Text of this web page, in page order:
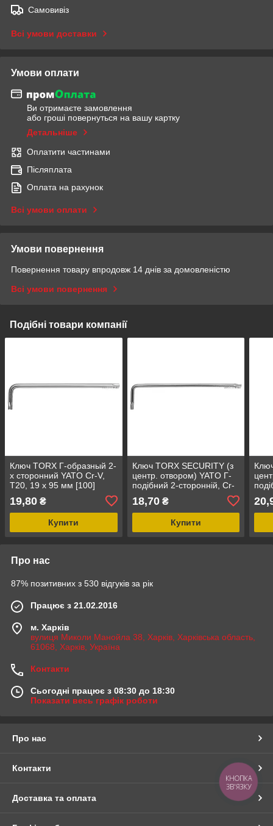
Самовивіз
Всі умови доставки
Умови оплати
Ви отримаєте замовлення
або гроші повернуться на вашу картку
Детальніше
Оплатити частинами
Післяплата
Оплата на рахунок
Всі умови оплати
Умови повернення
Повернення товару впродовж 14 днів за домовленістю
Всі умови повернення
Подібні товари компанії
Ключ TORX Г-образный 2-
х сторонний YATO Cr-V,
Т20, 19 х 95 мм [100]
19,80 ₴
Купити
Ключ TORX SECURITY (з
центр. отвором) YATO Г-
подібний 2-сторонній, Cr-
18,70₴
Купити
Про нас
87% позитивних з 530 відгуків за рік
Працює з 21.02.2016
м. Харків
вулиця Миколи Манойла 38, Харків, Харківська область,
61068, Харків, Україна
Контакти
Сьогодні працює з 08:30 до 18:30
Показати весь графік роботи
Про нас
Контакти
Доставка та оплата
КНОПКА
ЗВ'ЯЗКУ